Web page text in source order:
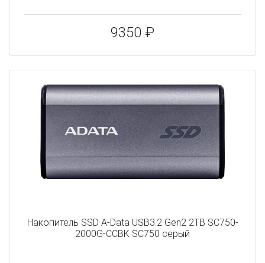
9350 ₽
Накопитель SSD A-Data USB3.2 Gen2 2TB SC750-
2000G-CCBK SC750 серый